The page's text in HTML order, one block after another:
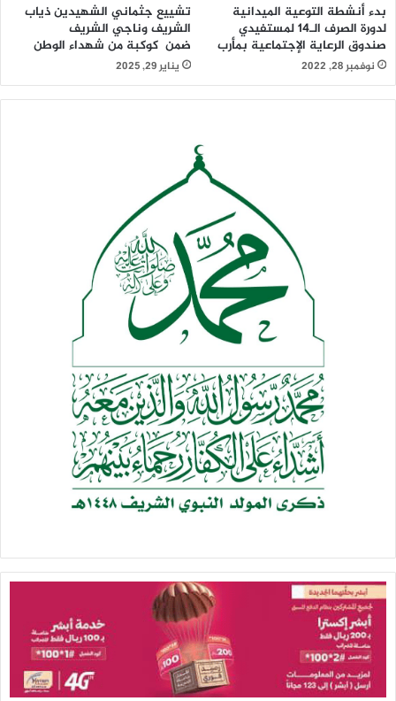
بدء أنشطة التوعية الميدانية
لدورة الصرف الـ14 لمستفيدي
صندوق الرعاية الإجتماعية بمأرب
نوفمبر 28, 2022
تشييع جثماني الشهيدين ذياب
الشريف وناجي الشريف
ضمن كوكبة من شهداء الوطن
يناير 29, 2025